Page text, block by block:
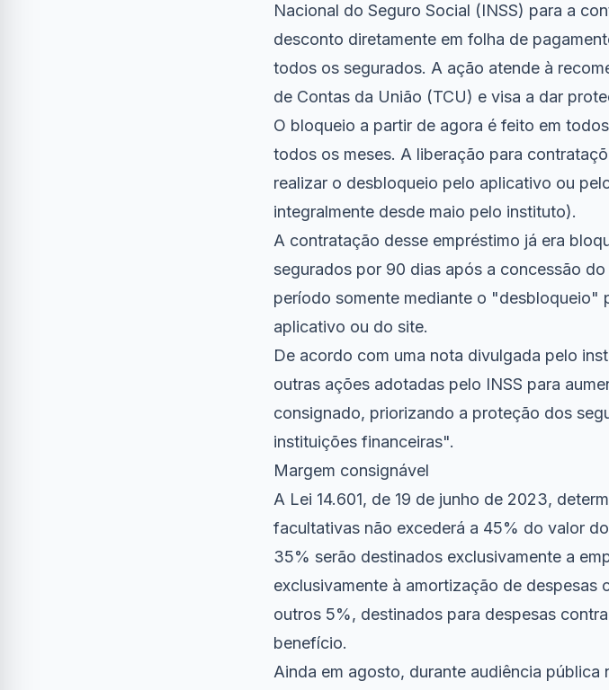
Nacional do Seguro Social (INSS) para a
desconto diretamente em folha de
todos os segurados. A ação atende à
de Contas da União (TCU) e visa a dar
O bloqueio a partir de agora é feito em
todos os meses. A liberação para
realizar o desbloqueio pelo aplicativo ou
integralmente desde maio pelo instituto).
A contratação desse empréstimo já era
segurados por 90 dias após a concessão
período somente mediante o "desbloqueio"
aplicativo ou do site.
De acordo com uma nota divulgada pelo
outras ações adotadas pelo INSS para
consignado, priorizando a proteção dos
instituições financeiras".
Margem consignável
A Lei 14.601, de 19 de junho de 2023,
facultativas não excederá a 45% do valor
35% serão destinados exclusivamente a
exclusivamente à amortização de
outros 5%, destinados para despesas
benefício.
Ainda em agosto, durante audiência